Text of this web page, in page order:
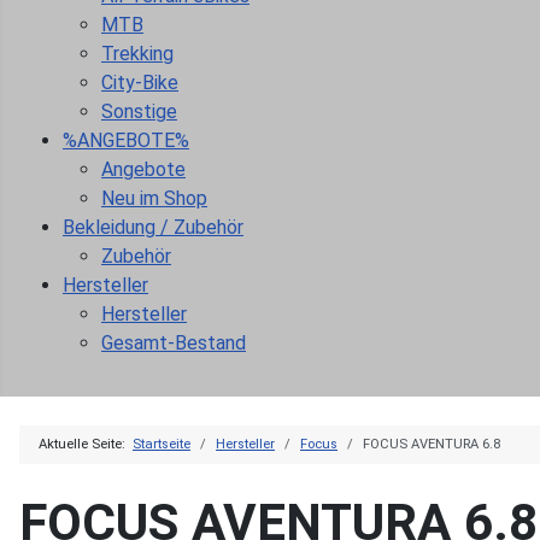
MTB
Trekking
City-Bike
Sonstige
%ANGEBOTE%
Angebote
Neu im Shop
Bekleidung / Zubehör
Zubehör
Hersteller
Hersteller
Gesamt-Bestand
Aktuelle Seite: Startseite Hersteller Focus FOCUS AVENTURA 6.8
FOCUS AVENTURA 6.8